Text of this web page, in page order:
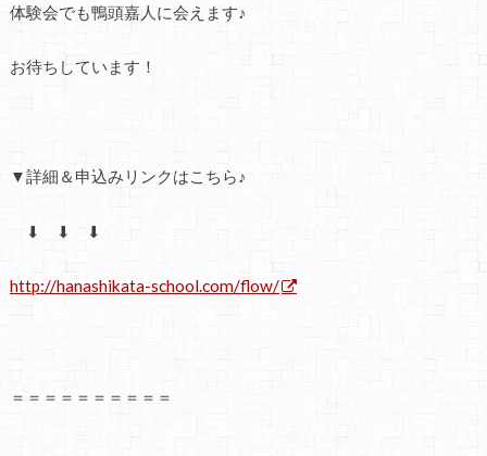
体験会でも鴨頭嘉人に会えます♪
お待ちしています！
▼詳細＆申込みリンクはこちら♪
⬇ ⬇ ⬇
http://hanashikata-school.com/flow/
＝＝＝＝＝＝＝＝＝＝